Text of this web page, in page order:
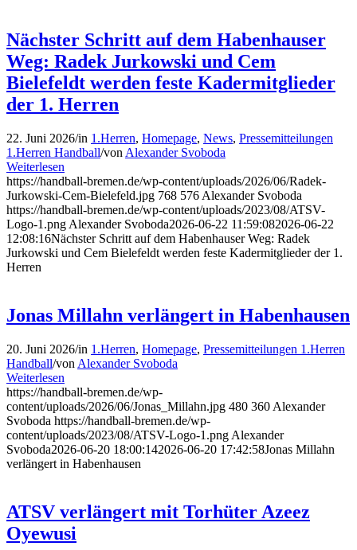
Nächster Schritt auf dem Habenhauser
Weg: Radek Jurkowski und Cem
Bielefeldt werden feste Kadermitglieder
der 1. Herren
22. Juni 2026/in 1.Herren, Homepage, News, Pressemitteilungen
1.Herren Handball/von Alexander Svoboda
Weiterlesen
https://handball-bremen.de/wp-content/uploads/2026/06/Radek-
Jurkowski-Cem-Bielefeld.jpg 768 576 Alexander Svoboda
https://handball-bremen.de/wp-content/uploads/2023/08/ATSV-
Logo-1.png Alexander Svoboda2026-06-22 11:59:082026-06-22
12:08:16Nächster Schritt auf dem Habenhauser Weg: Radek
Jurkowski und Cem Bielefeldt werden feste Kadermitglieder der 1.
Herren
Jonas Millahn verlängert in Habenhausen
20. Juni 2026/in 1.Herren, Homepage, Pressemitteilungen 1.Herren
Handball/von Alexander Svoboda
Weiterlesen
https://handball-bremen.de/wp-
content/uploads/2026/06/Jonas_Millahn.jpg 480 360 Alexander
Svoboda https://handball-bremen.de/wp-
content/uploads/2023/08/ATSV-Logo-1.png Alexander
Svoboda2026-06-20 18:00:142026-06-20 17:42:58Jonas Millahn
verlängert in Habenhausen
ATSV verlängert mit Torhüter Azeez
Oyewusi